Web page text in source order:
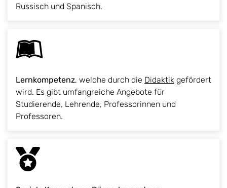
Russisch und Spanisch.
Lernkompetenz, welche durch die Didaktik gefördert
wird. Es gibt umfangreiche Angebote für
Studierende, Lehrende, Professorinnen und
Professoren.